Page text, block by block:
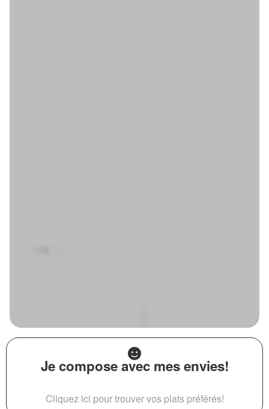
Je compose avec mes envies!
Cliquez ici pour trouver vos plats préférés!